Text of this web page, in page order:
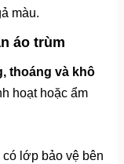
màu.
áo trùm
thoáng và khô
hoạt hoặc ẩm
có lớp bảo vệ bên